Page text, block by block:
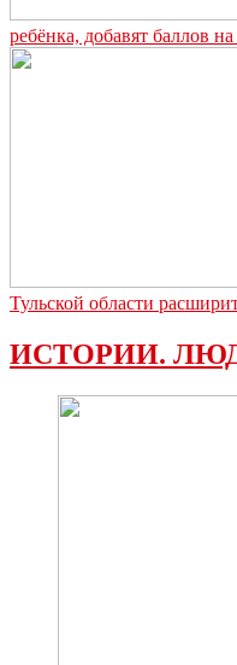
ребёнка, добавят баллов
Тульской области
ИСТОРИИ.